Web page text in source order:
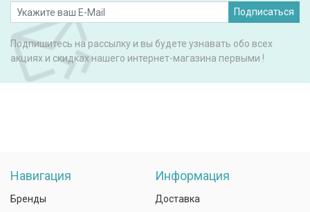
Подписаться
Подпишитесь на рассылку и вы будете узнавать обо всех
акциях и скидках нашего интернет-магазина первыми !
Навигация
Бренды
Информация
Доставка